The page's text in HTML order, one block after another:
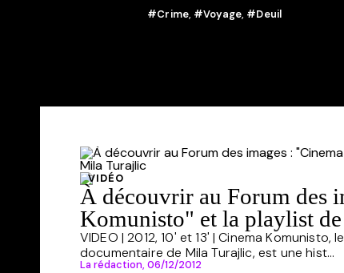
#Crime, #Voyage, #Deuil
VIDÉO
À découvrir au Forum des
Komunisto" et la playlist
VIDEO | 2012, 10' et 13' | Cinema
documentaire de Mila Turajlic, est une hist...
La rédaction, 06/12/2012